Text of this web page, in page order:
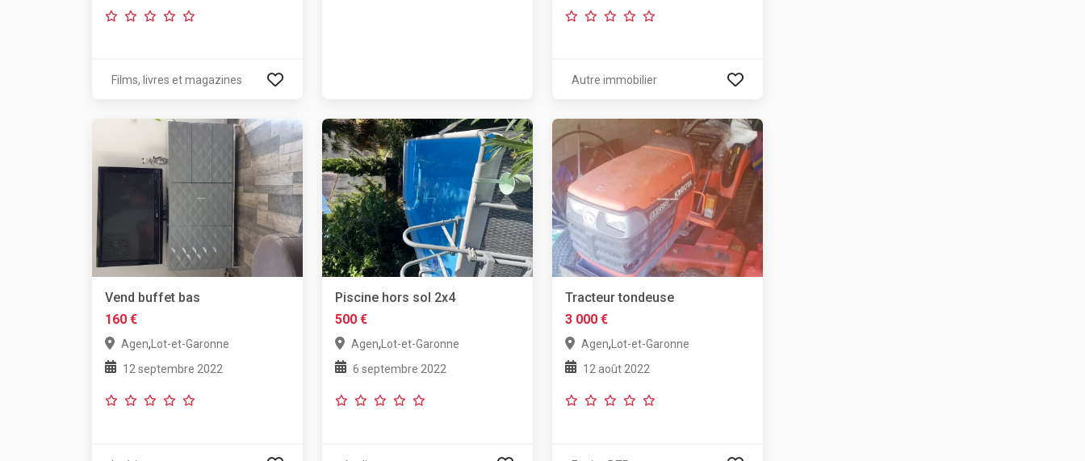
Films, livres et magazines Autre immobilier
Vend buffet bas
160 €
Agen, Lot-et-Garonne
12 septembre 2022
Piscine hors sol 2x4
500 €
Agen,Lot-et-Garonne
6 septembre 2022
Tracteur tondeuse
3 000 €
Agen,Lot-et-Garonne
12 août 2022